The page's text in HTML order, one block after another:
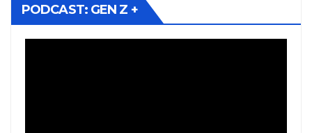
PODCAST: GEN Z +